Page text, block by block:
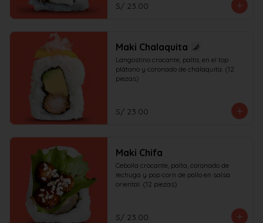
S/ 23.00
Maki Chalaquita
Langostino crocante, palta, en el top
plátano y coronado de chalaquita. (12
piezas)
S/ 23.00
Maki Chifa
Cebolla crocante, palta, coronado de
lechuga y pop corn de pollo en salsa
oriental. (12 piezas)
S/ 23.00